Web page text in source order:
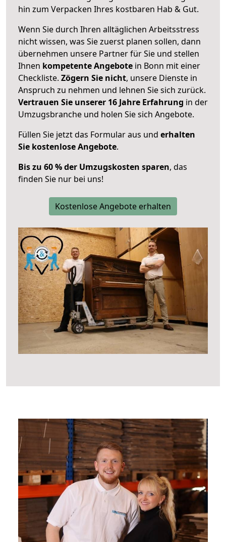
hin zum Verpacken Ihres kostbaren Hab & Gut.
Wenn Sie durch Ihren alltäglichen Arbeitsstress
nicht wissen, was Sie zuerst planen sollen, dann
übernehmen unsere Partner für Sie und stellen
Ihnen kompetente Angebote in Bonn mit einer
Checkliste. Zögern Sie nicht, unsere Dienste in
Anspruch zu nehmen und lehnen Sie sich zurück.
Vertrauen Sie unserer 16 Jahre Erfahrung in der
Umzugsbranche und holen Sie sich Angebote.
Füllen Sie jetzt das Formular aus und erhalten
Sie kostenlose Angebote.
Bis zu 60 % der Umzugskosten sparen, das
finden Sie nur bei uns!
Kostenlose Angebote erhalten